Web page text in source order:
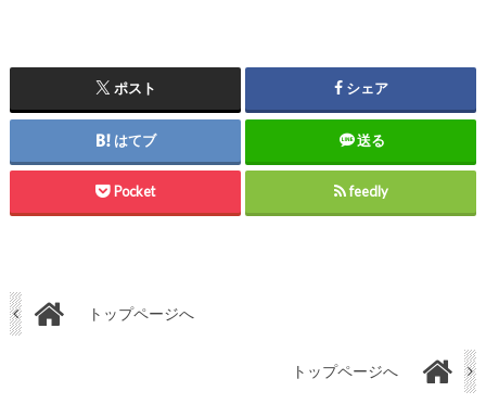
ポスト シェア
はてブ 送る
Pocket feedly
トップページへ
トップページへ